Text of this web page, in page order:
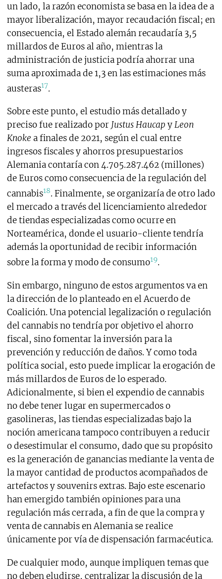
un lado, la razón economista se basa en la idea de a
mayor liberalización, mayor recaudación fiscal; en
consecuencia, el Estado alemán recaudaría 3,5
millardos de Euros al año, mientras la
administración de justicia podría ahorrar una
suma aproximada de 1,3 en las estimaciones más
austeras17.
Sobre este punto, el estudio más detallado y
preciso fue realizado por Justus Haucap yLeon
Knoke a finales de 2021, según el cual entre
ingresos fiscales y ahorros presupuestarios
Alemania contaría con 4.705.287.462 (millones)
de Euros como consecuencia de la regulación del
cannabis18. Finalmente, se organizaría de otro lado
el mercado a través del licenciamiento alrededor
de tiendas especializadas como ocurre en
Norteamérica, donde el usuario-cliente tendría
además la oportunidad de recibir información
sobre la forma y modo de consumo19.
Sin embargo, ninguno de estos argumentos va en
la dirección de lo planteado en el Acuerdo de
Coalición. Una potencial legalización o regulación
del cannabis no tendría por objetivo el ahorro
fiscal, sino fomentar la inversión para la
prevención y reducción de daños. Y como toda
política social, esto puede implicar la erogación de
más millardos de Euros de lo esperado.
Adicionalmente, si bien el expendio de cannabis
no debe tener lugar en supermercados o
gasolineras, las tiendas especializadas bajo la
noción americana tampoco contribuyen a reducir
o desestimular el consumo, dado que su propósito
es la generación de ganancias mediante la venta de
la mayor cantidad de productos acompañados de
artefactos y souvenirs extras. Bajo este escenario
han emergido también opiniones para una
regulación más cerrada, a fin de que la compra y
venta de cannabis en Alemania se realice
únicamente por vía de dispensación farmacéutica.
De cualquier modo, aunque impliquen temas que
no deben eludirse, centralizar la discusión de la